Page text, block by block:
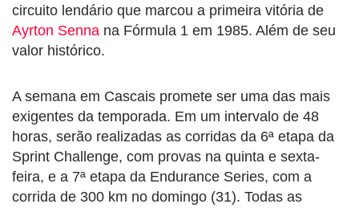
circuito lendário que marcou a primeira vitória de
Ayrton Senna na Fórmula 1 em 1985. Além de seu
valor histórico.
A semana em Cascais promete ser uma das mais
exigentes da temporada. Em um intervalo de 48
horas, serão realizadas as corridas da 6ª etapa da
Sprint Challenge, com provas na quinta e sexta-
feira, e a 7ª etapa da Endurance Series, com a
corrida de 300 km no domingo (31). Todas as